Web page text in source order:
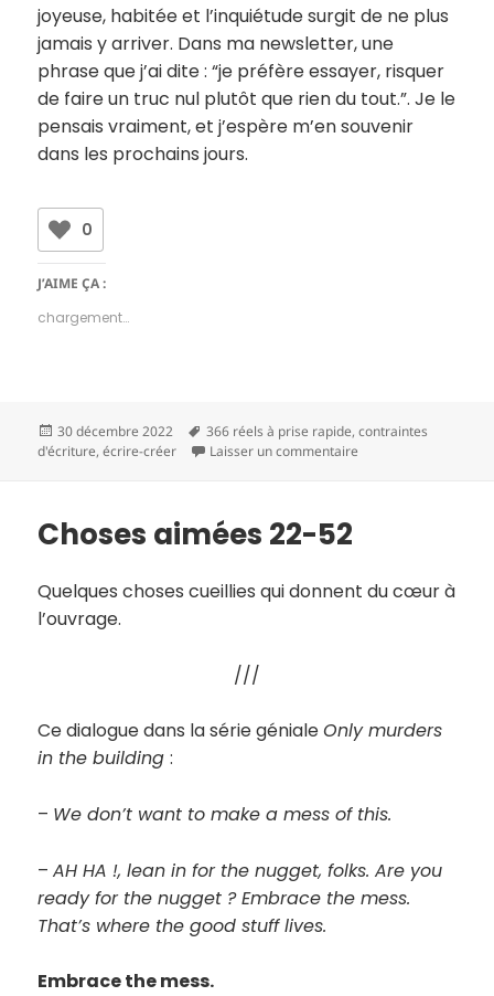
joyeuse, habitée et l’inquiétude surgit de ne plus
jamais y arriver. Dans ma newsletter, une
phrase que j’ai dite : “je préfère essayer, risquer
de faire un truc nul plutôt que rien du tout.”. Je le
pensais vraiment, et j’espère m’en souvenir
dans les prochains jours.
0
J’AIME ÇA :
chargement…
Publié
le
30 décembre 2022
Mots-
clés
366 réels à prise rapide,contraintes
d'écriture,écrire-créer Laisser un commentaire
Choses aimées 22-52
Quelques choses cueillies qui donnent du cœur à
l’ouvrage.
///
Ce dialogue dans la série génialeOnly murders
in the building:
– We don’t want to make a mess of this.
–AH HA !, lean in for the nugget, folks. Are you
ready for the nugget ? Embrace the mess.
That’s where the good stuff lives.
Embrace the mess.